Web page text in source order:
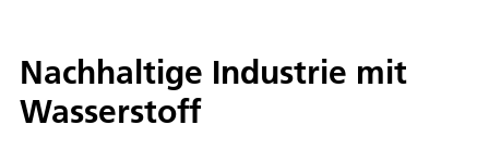
Nachhaltige Industrie mit
Wasserstoff